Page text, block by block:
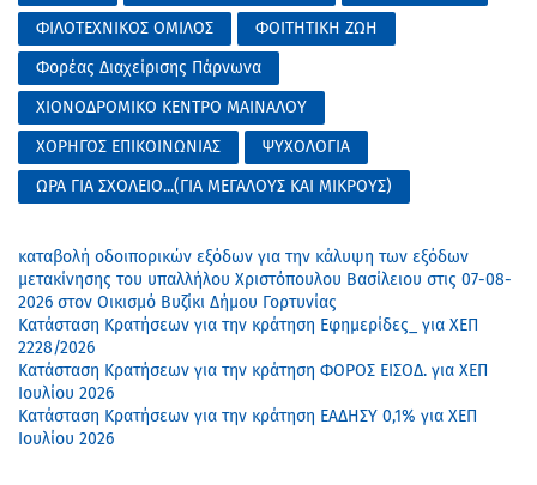
ΦΙΛΟΤΕΧΝΙΚΟΣ ΟΜΙΛΟΣ
ΦΟΙΤΗΤΙΚΗ ΖΩΗ
Φορέας Διαχείρισης Πάρνωνα
ΧΙΟΝΟΔΡΟΜΙΚΟ ΚΕΝΤΡΟ ΜΑΙΝΑΛΟΥ
ΧΟΡΗΓΟΣ ΕΠΙΚΟΙΝΩΝΙΑΣ
ΨΥΧΟΛΟΓΙΑ
ΩΡΑ ΓΙΑ ΣΧΟΛΕΙΟ...(ΓΙΑ ΜΕΓΑΛΟΥΣ ΚΑΙ ΜΙΚΡΟΥΣ)
καταβολή οδοιπορικών εξόδων για την κάλυψη των εξόδων
μετακίνησης του υπαλλήλου Χριστόπουλου Βασίλειου στις 07-08-
2026 στον Οικισμό Βυζίκι Δήμου Γορτυνίας
Κατάσταση Κρατήσεων για την κράτηση Εφημερίδες_ για ΧΕΠ
2228/2026
Κατάσταση Κρατήσεων για την κράτηση ΦΟΡΟΣ ΕΙΣΟΔ. για ΧΕΠ
Ιουλίου 2026
Κατάσταση Κρατήσεων για την κράτηση ΕΑΔΗΣΥ 0,1% για ΧΕΠ
Ιουλίου 2026